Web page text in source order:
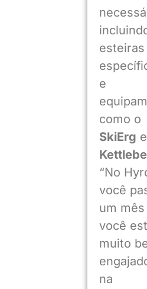
esteiras
e
como o
SkiErg e
“No
você
um mês
você
muito
na